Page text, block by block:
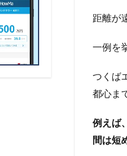
距離が
一例を
つくば
都心ま
例えば
間は短